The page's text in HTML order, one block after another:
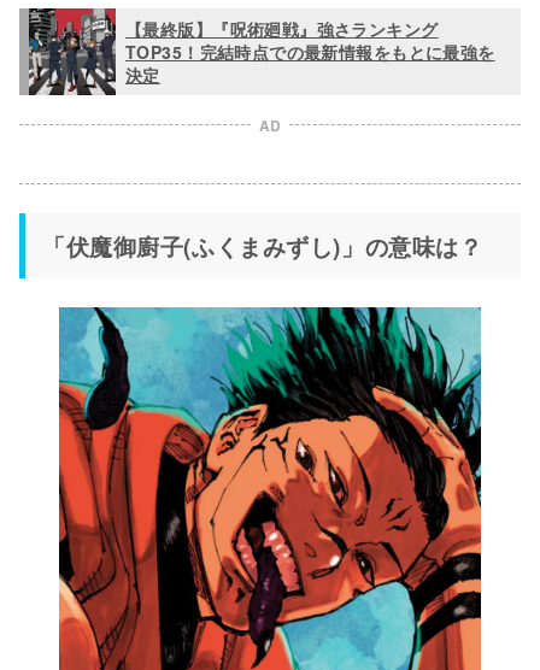
【最終版】『呪術廻戦』強さランキング
TOP35！完結時点での最新情報をもとに最強を
決定
AD
「伏魔御廚子(ふくまみずし)」の意味は？